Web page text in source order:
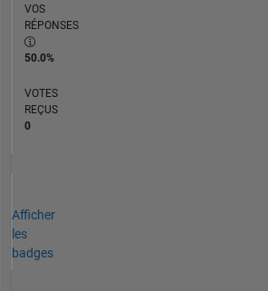
VOS
RÉPONSES
50.0%
VOTES
REÇUS
0
Afficher
les
badges